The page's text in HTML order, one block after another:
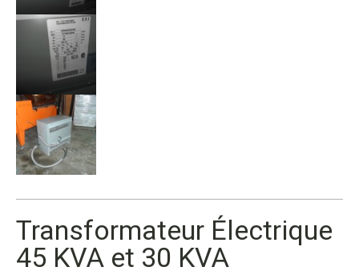
Transformateur Électrique
45 KVA et 30 KVA